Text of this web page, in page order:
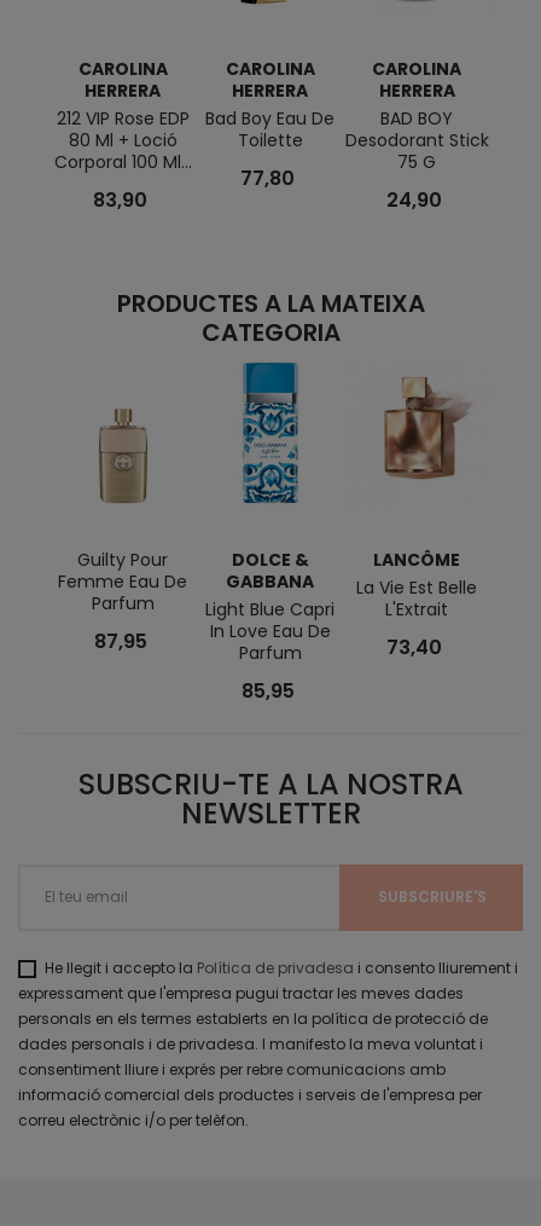
CAROLINA
HERRERA
212 VIP Rose EDP
80 Ml + Loció
Corporal 100 Ml...
83,90
CAROLINA
HERRERA
Bad Boy Eau De
Toilette
77,80
CAROLINA
HERRERA
BAD BOY
Desodorant Stick
75 G
24,90
PRODUCTES A LA MATEIXA
CATEGORIA
Guilty Pour
Femme Eau De
Parfum
87,95
DOLCE &
GABBANA
Light Blue Capri
In Love Eau De
Parfum
85,95
LANCÔME
La Vie Est Belle
L'Extrait
73,40
SUBSCRIU-TE A LA NOSTRA
NEWSLETTER
He llegit i accepto la Política de privadesa i consento lliurement i
expressament que l'empresa pugui tractar les meves dades
personals en els termes establerts en la política de protecció de
dades personals i de privadesa. I manifesto la meva voluntat i
consentiment lliure i exprés per rebre comunicacions amb
informació comercial dels productes i serveis de l'empresa per
correu electrònic i/o per telèfon.